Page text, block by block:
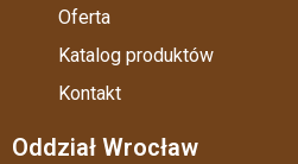
Oferta
Katalog produktów
Kontakt
Oddział Wrocław